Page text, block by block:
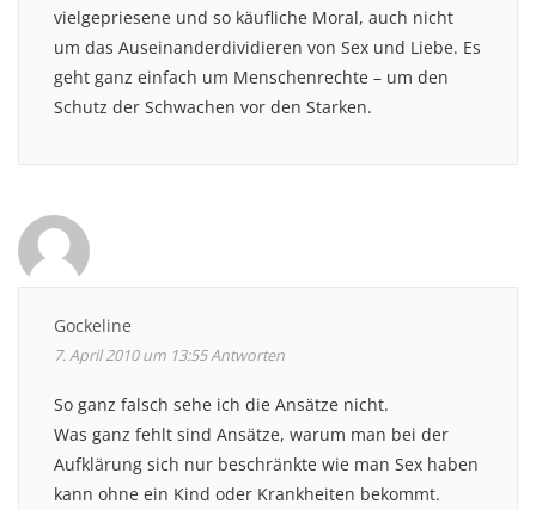
vielgepriesene und so käufliche Moral, auch nicht
um das Auseinanderdividieren von Sex und Liebe. Es
geht ganz einfach um Menschenrechte – um den
Schutz der Schwachen vor den Starken.
Gockeline
7. April 2010 um 13:55Antworten
So ganz falsch sehe ich die Ansätze nicht.
Was ganz fehlt sind Ansätze, warum man bei der
Aufklärung sich nur beschränkte wie man Sex haben
kann ohne ein Kind oder Krankheiten bekommt.